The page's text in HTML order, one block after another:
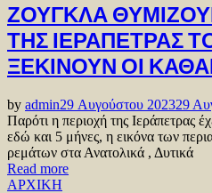
ΖΟΥΓΚΛΑ
ΤΗΣ ΙΕΡΑΠΕΤΡΑΣ
ΞΕΚΙΝΟΥΝ ΟΙ
by admin29 Αυγούστου 202329
Παρότι η περιοχή της Ιεράπετρας
εδώ και 5 μήνες, η εικόνα των
ρεμάτων στα Ανατολικά , Δυτικά
Read more
ΑΡΧΙΚΗ